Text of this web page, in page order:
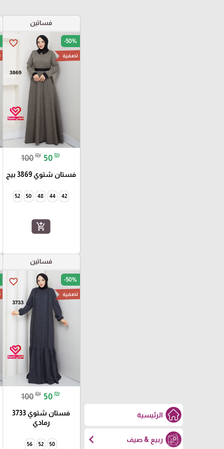
الرئيسية
ربيع & صيف chevron_left
فساتين
favorite_border -50%
تصفية
100₪ 50 ₪
فستان شتوي 3869 بيج
42
44
48
50
52
add_shopping_cart
فساتين
favorite_border -50%
تصفية
100₪ 50 ₪
فستان شتوي 3733
رمادي
50
52
56